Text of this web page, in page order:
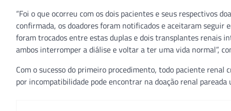
“Foi o que ocorreu com os dois pacientes e seus respectivos
confirmada, os doadores foram notificados e aceitaram seguir
foram trocados entre estas duplas e dois transplantes renais
ambos interromper a diálise e voltar a ter uma vida normal”,
Com o sucesso do primeiro procedimento, todo paciente
por incompatibilidade pode encontrar na doação renal